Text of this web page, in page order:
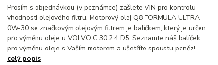
Prosím s objednávkou (v poznámce) zašlete VIN pro kontrolu
vhodnosti olejového filtru. Motorový olej Q8 FORMULA ULTRA
0W-30 se značkovým olejovým filtrem je balíčkem, který je určen
pro výměnu oleje u VOLVO C 30 2.4 D5. Seznamte náš balíček
pro výměnu oleje s Vaším motorem a ušetříte spoustu peněz! ...
celý popis